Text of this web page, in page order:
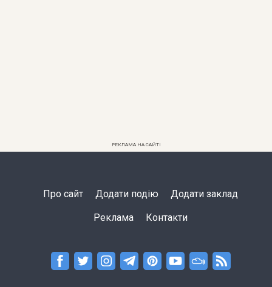
РЕКЛАМА НА САЙТІ
Про сайт Додати подію Додати заклад
Реклама Контакти